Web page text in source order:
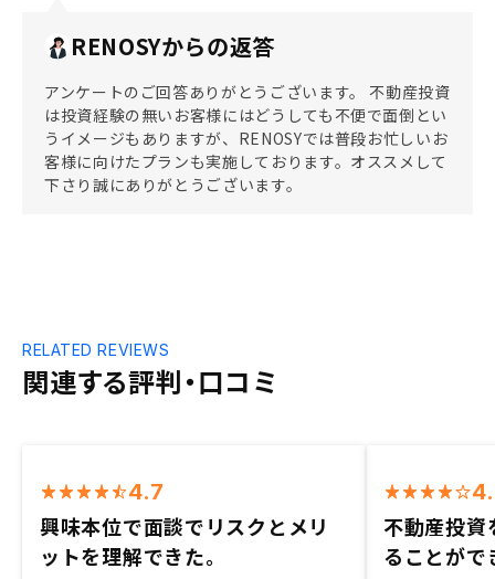
RENOSYからの返答
アンケートのご回答ありがとうございます。 不動産投資
は投資経験の無いお客様にはどうしても不便で面倒とい
うイメージもありますが、RENOSYでは普段お忙しいお
客様に向けたプランも実施しております。オススメして
下さり誠にありがとうございます。
関連する評判・口コミ
RELATED REVIEWS
4.7
興味本位で面談でリスクとメリ
ットを理解できた。
不動産投資
ることがで